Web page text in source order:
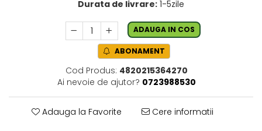
Durata de livrare: 1-5zile
ADAUGA IN COS
ABONAMENT
Cod Produs: 4820215364270
Ai nevoie de ajutor? 0723988530
Adauga la Favorite Cere informatii